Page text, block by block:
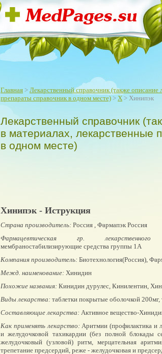
Главная > Лекарственный справочник (также описание
препараты справочник в одном месте) > Х > Хинипэк
Лекарственный справочник
в материалах, лекарственные
в одном месте)
Хинипэк - Иструкция
Страна производитель: Россия , Фармапэк Россия
Фармацевтическая гр. лекарственного
мембраностабилизирующие средства группы 1А
Компания производитель: Биотехнология(Россия),
Межд. наименование: Хинидин
Похожие названия: Кинидин дурулес, Кинилентин,
Виды лекарства: таблетки покрытые оболочкой 200мг,
Составляющие лекарства: Активное вещество-
Как применять лекарство:Аритмии (профилактика и
и желудочковой тахикардии (без полной блокады
желудочковый (узловой) ритм, мерцательная
трепетание предсердий, реже - желудочковая и